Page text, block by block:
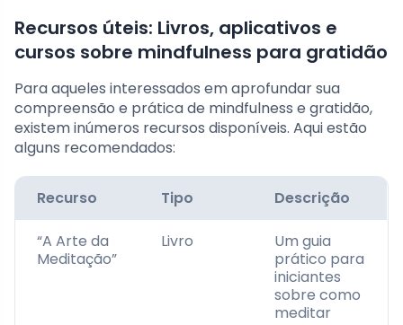
Recursos úteis: Livros, aplicativos e
cursos sobre mindfulness para gratidão
Para aqueles interessados em aprofundar sua
compreensão e prática de mindfulness e gratidão,
existem inúmeros recursos disponíveis. Aqui estão
alguns recomendados:
Recurso Tipo Descrição
“A Arte da
Meditação”
Livro
Um guia
prático para
iniciantes
sobre como
meditar